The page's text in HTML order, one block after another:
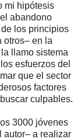
mi hipótesis
abandono
los principios
otros– en la
llamo sistema
esfuerzos del
que el sector
factores
culpables.
3000 jóvenes
autor– a realizar